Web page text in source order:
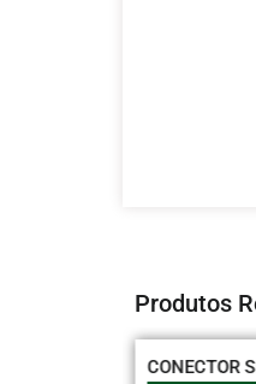
Produtos
CONECTOR